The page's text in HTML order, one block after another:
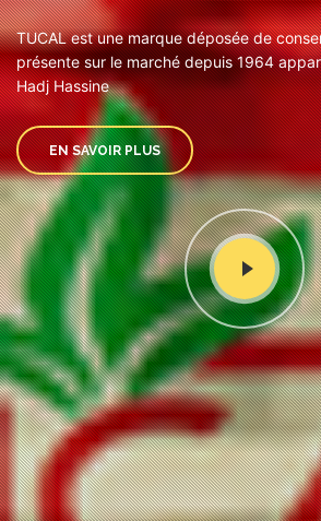
TUCAL est une marque déposée de
présente sur le marché depuis 1964
Hadj Hassine
EN SAVOIR PLUS